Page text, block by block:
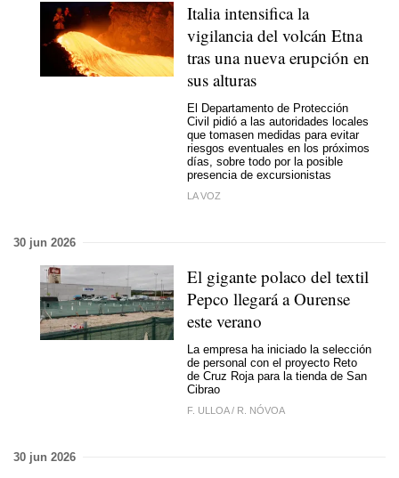
Italia intensifica la
vigilancia del volcán Etna
tras una nueva erupción en
sus alturas
El Departamento de Protección
Civil pidió a las autoridades locales
que tomasen medidas para evitar
riesgos eventuales en los próximos
días, sobre todo por la posible
presencia de excursionistas
LA VOZ
30 jun 2026
El gigante polaco del textil
Pepco llegará a Ourense
este verano
La empresa ha iniciado la selección
de personal con el proyecto Reto
de Cruz Roja para la tienda de San
Cibrao
F. ULLOA/ R. NÓVOA
30 jun 2026